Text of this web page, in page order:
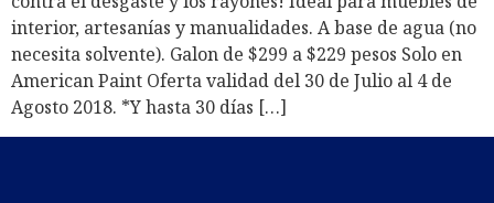
interior, artesanías y manualidades. A base de agua (no
necesita solvente). Galon de $299 a $229 pesos Solo en
American Paint Oferta validad del 30 de Julio al 4 de
Agosto 2018. *Y hasta 30 días […]